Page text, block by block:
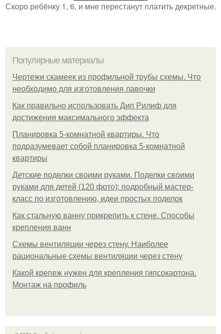
Скоро ребёнку 1, 6, и мне перестанут платить декретные.
Популярные материалы
Чертежи скамеек из профильной трубы схемы. Что
необходимо для изготовления лавочки
Как правильно использовать Дип Рилиф для
достижения максимального эффекта
Планировка 5-комнатной квартиры. Что
подразумевает собой планировка 5-комнатной
квартиры
Детские поделки своими руками. Поделки своими
руками для детей (120 фото): подробный мастер-
класс по изготовлению, идеи простых поделок
Как стальную ванну прикрепить к стене. Способы
крепления ванн
Схемы вентиляции через стену. Наиболее
рациональные схемы вентиляции через стену
Какой крепеж нужен для крепления гипсокартона.
Монтаж на профиль